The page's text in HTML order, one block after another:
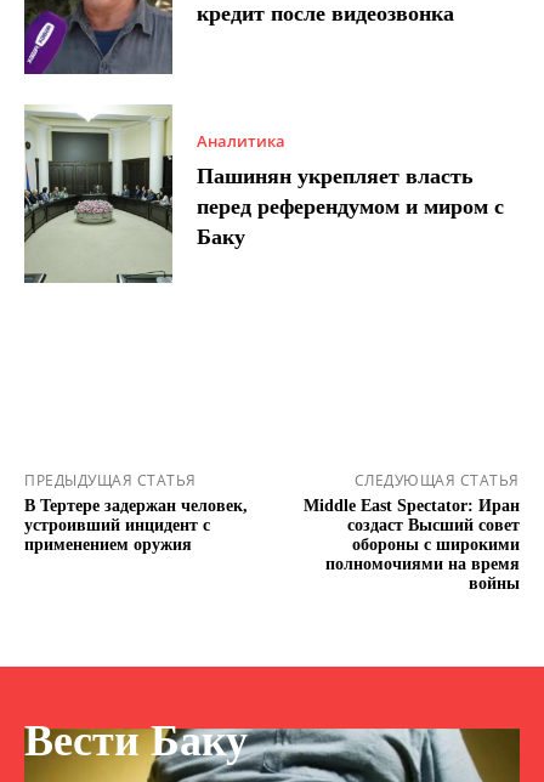
кредит после видеозвонка
Аналитика
Пашинян укрепляет власть
перед референдумом и миром с
Баку
ПРЕДЫДУЩАЯ СТАТЬЯ
В Тертере задержан человек,
устроивший инцидент с
применением оружия
СЛЕДУЮЩАЯ СТАТЬЯ
Middle East Spectator: Иран
создаст Высший совет
обороны с широкими
полномочиями на время
войны
Вести Баку